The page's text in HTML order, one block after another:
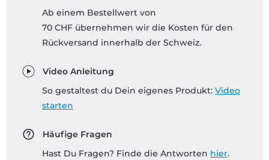
Ab einem Bestellwert von
70 CHF übernehmen wir die Kosten für den
Rückversand innerhalb der Schweiz.
Video Anleitung
So gestaltest du Dein eigenes Produkt: Video
starten
Häufige Fragen
Hast Du Fragen? Finde die Antworten hier.